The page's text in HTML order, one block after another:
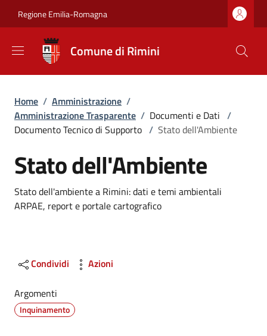
Regione Emilia-Romagna
Comune di Rimini
Briciole di pane
Home / Amministrazione /
Amministrazione Trasparente / Documenti e Dati /
Documento Tecnico di Supporto / Stato dell'Ambiente
Stato dell'Ambiente
Dettagli
Stato dell'ambiente a Rimini: dati e temi ambientali
ARPAE, report e portale cartografico
Condividi Azioni
Argomenti
Inquinamento